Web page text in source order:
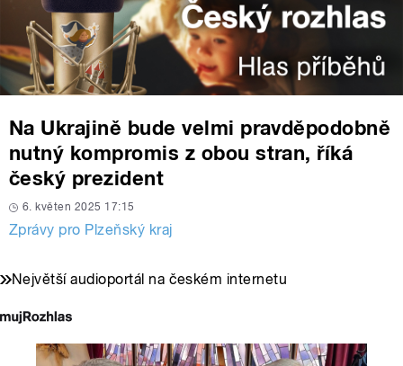
Na Ukrajině bude velmi pravděpodobně
nutný kompromis z obou stran, říká
český prezident
6. květen 2025 17:15
Zprávy pro Plzeňský kraj
Největší audioportál na českém internetu